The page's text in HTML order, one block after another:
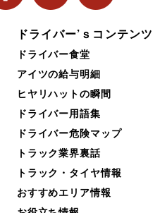
ドライバー’ｓコンテンツ
ドライバー食堂
アイツの給与明細
ヒヤリハットの瞬間
ドライバー用語集
ドライバー危険マップ
トラック業界裏話
トラック・タイヤ情報
おすすめエリア情報